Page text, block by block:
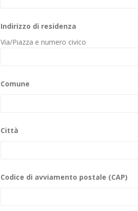
Indirizzo di residenza
Via/Piazza e numero civico
Comune
Città
Codice di avviamento postale (CAP)